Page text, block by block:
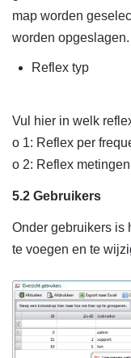
map worden
worden opgeslagen.
Reflex typ
Vul hier in welk
o 1: Reflex per
o 2: Reflex
5.2 Gebruikers
Onder gebruikers is
te voegen en te